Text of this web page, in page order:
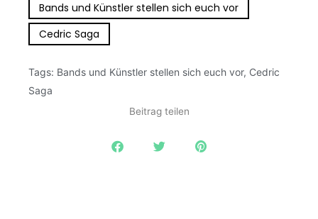
Bands und Künstler stellen sich euch vor
Cedric Saga
Tags: Bands und Künstler stellen sich euch vor, Cedric
Saga
Beitrag teilen